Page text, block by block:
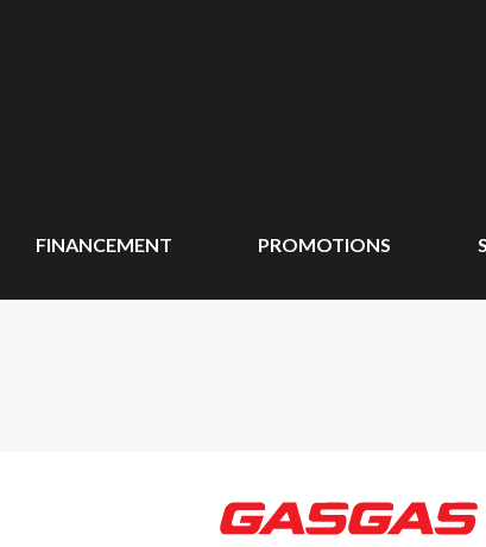
FINANCEMENT PROMOTIONS